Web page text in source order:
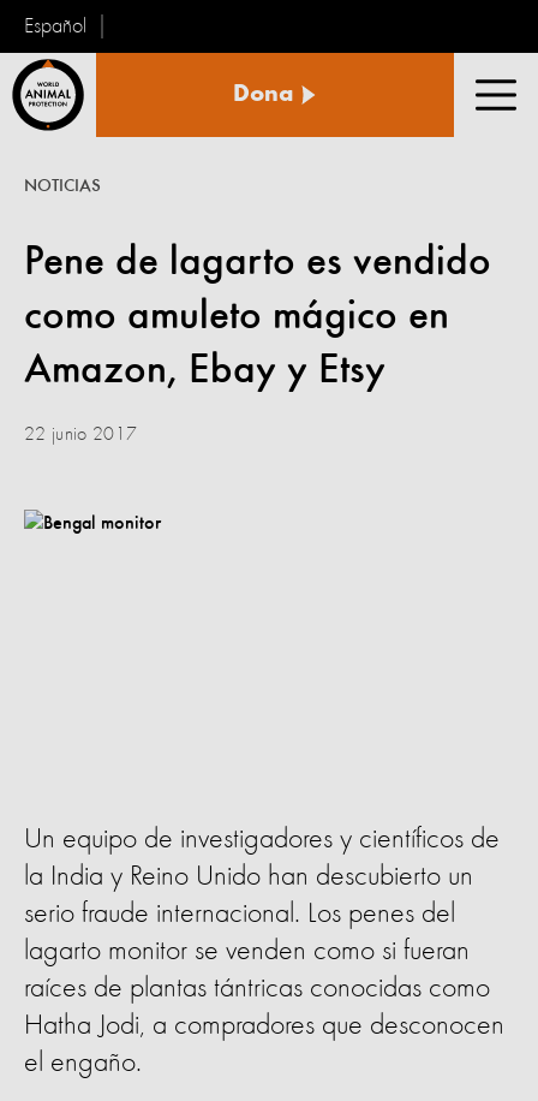
Español
Animal
Dona
Pene de lagarto es vendido
como amuleto mágico en
Amazon, Ebay y Etsy
NOTICIAS
22 junio 2017
Un equipo de investigadores y científicos de
la India y Reino Unido han descubierto un
serio fraude internacional. Los penes del
lagarto monitor se venden como si fueran
raíces de plantas tántricas conocidas como
Hatha Jodi, a compradores que desconocen
el engaño.